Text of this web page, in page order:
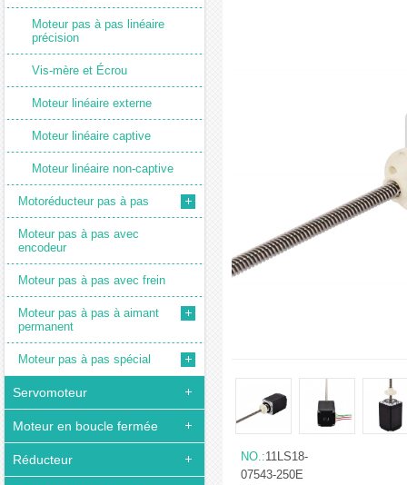
Moteur pas à pas linéaire
précision
Vis-mère et Écrou
Moteur linéaire externe
Moteur linéaire captive
Moteur linéaire non-captive
Motoréducteur pas à pas
Moteur pas à pas avec
encodeur
Moteur pas à pas avec frein
Moteur pas à pas à aimant
permanent
Moteur pas à pas spécial
Servomoteur
Moteur en boucle fermée
Réducteur NO.:11LS18-
07543-250E